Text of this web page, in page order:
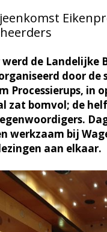
de Landelijke
door
Processierups, in
zat bomvol; de
werkzaam bij
aan elkaar.